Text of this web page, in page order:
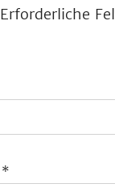
Erforderliche
*